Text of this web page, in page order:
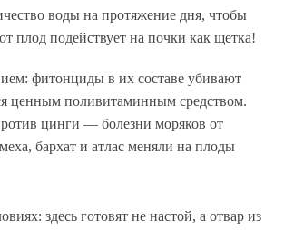
воды на протяжение дня, чтобы
плод подействует на почки как щетка!
фитонциды в их составе убивают
ценным поливитаминным средством.
цинги — болезни моряков от
бархат и атлас меняли на плоды
: здесь готовят не настой, а отвар из